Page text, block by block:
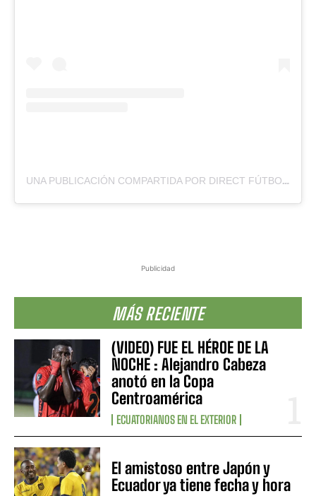
Publicidad
MÁS RECIENTE
(VIDEO) FUE EL HÉROE DE LA
NOCHE : Alejandro Cabeza
anotó en la Copa
Centroamérica
ECUATORIANOS EN EL EXTERIOR
El amistoso entre Japón y
Ecuador ya tiene fecha y hora
UNA PUBLICACIÓN COMPARTIDA POR DIRECT FÚTBOL (@DIRECTFUTBOLEC)